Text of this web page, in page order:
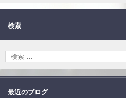
検索
最近のブログ